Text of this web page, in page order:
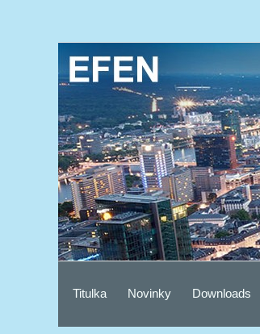
Titulka Novinky Downloads